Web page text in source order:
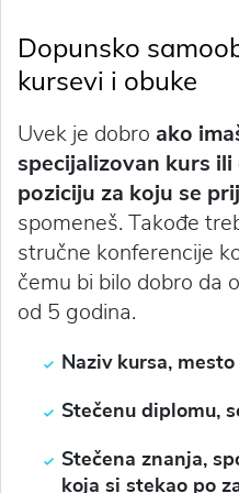
Dopunsko
kursevi i obuke
Uvek je dobro ako
specijalizovan kurs
poziciju za koju se
spomeneš. Takođe
stručne konferencije
čemu bi bilo dobro da
od 5 godina.
Naziv kursa,
Stečenu diplomu,
Stečena znanja,
koja si stekao po